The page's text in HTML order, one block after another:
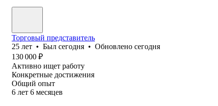
Торговый представитель
25 лет • Был сегодня • Обновлено сегодня
130 000 ₽
Активно ищет работу
Конкретные достижения
Общий опыт
6 лет 6 месяцев